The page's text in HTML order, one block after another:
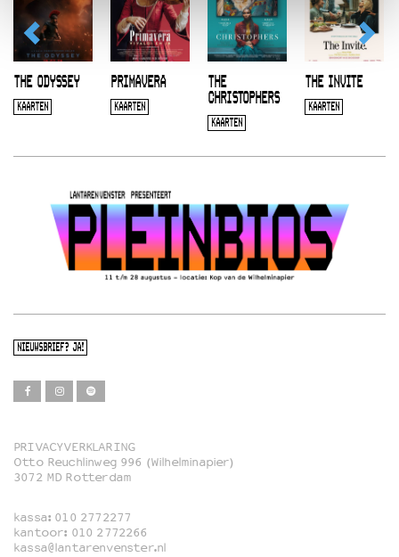
THE ODYSSEY
KAARTEN
PRIMAVERA
KAARTEN
THE
CHRISTOPHERS
KAARTEN
THE INVITE
KAARTEN
NIEUWSBRIEF? JA!
Film
Familie
PRIVACYVERKLARING
Otto Reuchlinweg 996 (Wilhelminapier)
3072 MD Rotterdam
kassa: 010 2772277
kantoor: 010 2772266
kassa@lantarenvenster.nl